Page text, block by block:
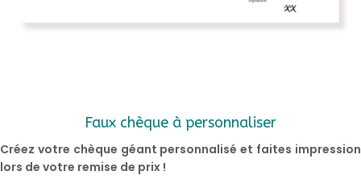
Faux chèque à personnaliser
Créez votre chèque géant personnalisé et faites impression
lors de votre remise de prix !